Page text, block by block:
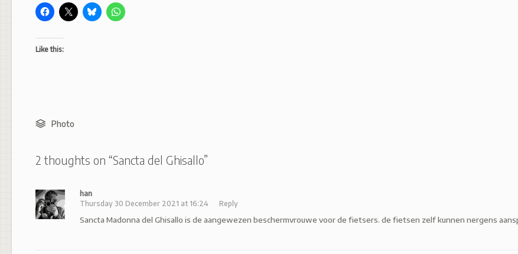
Like this:
Photo
2 thoughts on “Sancta del Ghisallo”
han
Thursday 30 December 2021 at 16:24
Reply
Sancta Madonna del Ghisallo is de aangewezen beschermvrouwe voor de fietsers. de fietsen zelf kunnen nergens